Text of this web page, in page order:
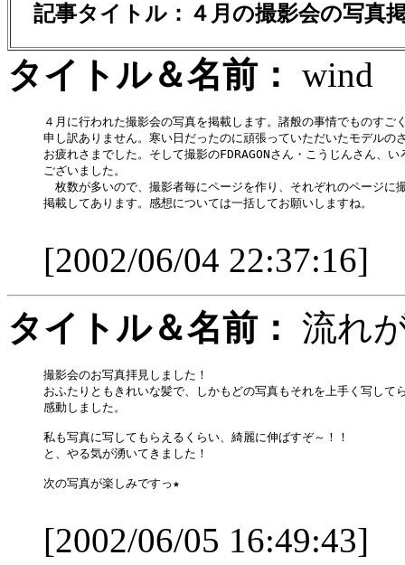
記事タイトル：４月の撮影会の写
タイトル＆名前：
４月に行われた撮影会の写真を掲載します。諸般の事情でものすご
申し訳ありません。寒い日だったのに頑張っていただいたモデルの
お疲れさまでした。そして撮影のFDRAGONさん・こうじんさん、
ございました。
枚数が多いので、撮影者毎にページを作り、それぞれのページに
掲載してあります。感想については一括してお願いしますね。
[2002/06/04 22:37:16]
タイトル＆名前： 流
撮影会のお写真拝見しました！
おふたりともきれいな髪で、しかもどの写真もそれを上手く写して
感動しました。
私も写真に写してもらえるくらい、綺麗に伸ばすぞ～！！
と、やる気が湧いてきました！
次の写真が楽しみですっ★
[2002/06/05 16:49:43]